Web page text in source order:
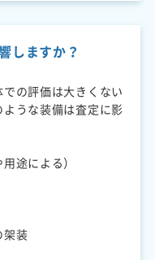
しますか？
の評価は大きくない
うな装備は査定に影
途による）
架装